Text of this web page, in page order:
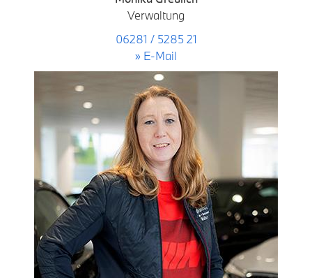
Verwaltung
06281 / 5285 21
» E-Mail